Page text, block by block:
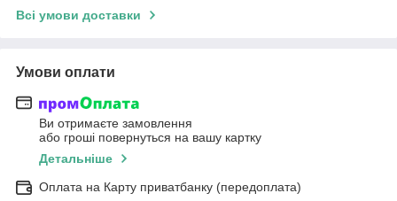
Всі умови доставки
Умови оплати
Ви отримаєте замовлення
або гроші повернуться на вашу картку
Детальніше
Оплата на Карту приватбанку (передоплата)